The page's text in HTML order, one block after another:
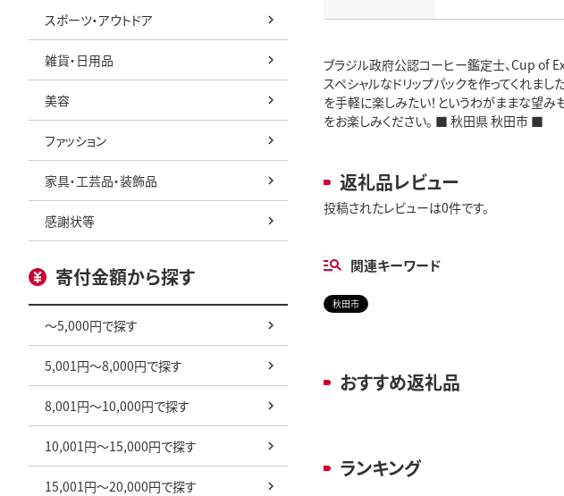
スポーツ・アウトドア
雑貨・日用品
美容
ファッション
家具・工芸品・装飾品
感謝状等
寄付金額から探す
～5,000円で探す
5,001円～8,000円で探す
8,001円～10,000円で探す
10,001円～15,000円で探す
15,001円～20,000円で探す
ブラジル政府公認コーヒー鑑定士、Cup of
スペシャルなドリップパックを作ってくれま
を手軽に楽しみたい！というわがままな望み
をお楽しみください。 ■ 秋田県 秋田市 ■
返礼品レビュー
投稿されたレビューは0件です。
関連キーワード
秋田市
おすすめ返礼品
ランキング